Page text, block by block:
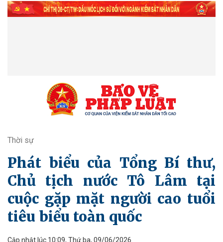
Thời sự
Phát biểu của Tổng Bí thư,
Chủ tịch nước Tô Lâm tại
cuộc gặp mặt người cao tuổi
tiêu biểu toàn quốc
Cập nhật lúc 10:09, Thứ ba, 09/06/2026